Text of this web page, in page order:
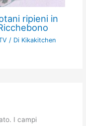
ripieni in
/ Di Kikakitchen
I campi